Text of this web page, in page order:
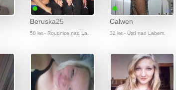
Beruska25
58 let - Roudnice nad La.
Calwen
32 let - Ústí nad Labem.